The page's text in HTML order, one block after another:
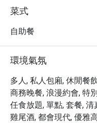
・ 在 Greenhouse
到精選的國際美食和精
餐、浪漫晚餐，或是與
4.3 星！
・ Greenhouse
路，交通便利。您可搭
景。
・ 透過 Eatigo 預訂
@ Avani Sukhumvit
菜式
自助餐
環境氣氛
多人, 私人包廂, 休閒餐
商務晚餐, 浪漫約會, 特
任食放題, 單點, 套餐,
雞尾酒, 都會現代, 優雅